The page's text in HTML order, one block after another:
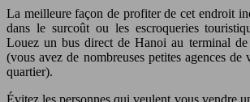
La meilleure façon de profiter de cet endroit
dans le surcoût ou les escroqueries
Louez un bus direct de Hanoi au terminal
(vous avez de nombreuses petites agences
quartier).
Évitez les personnes qui veulent vous vendre